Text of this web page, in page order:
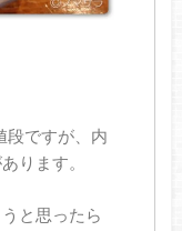
段ですが、内
ります。
と思ったら